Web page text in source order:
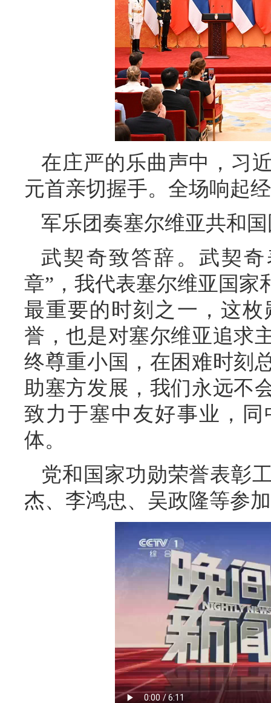
在庄严的乐曲声中，习
元首亲切握手。全场响起
军乐团奏塞尔维亚共和
武契奇致答辞。武契
章”，我代表塞尔维亚国家
最重要的时刻之一，这
誉，也是对塞尔维亚追求
终尊重小国，在困难时刻
助塞方发展，我们永远不
致力于塞中友好事业，
体。
党和国家功勋荣誉表彰
杰、李鸿忠、吴政隆等参